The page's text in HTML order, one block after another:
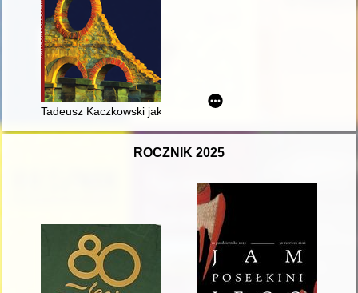
Tadeusz Kaczkowski jakiego nie znacie : przywrócona pamięć
ROCZNIK 2025